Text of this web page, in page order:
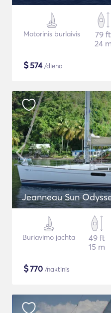
Motorinis burlaivis
79 ft
24 m
$574/diena
Jeanneau Sun
Buriavimo jachta
49 ft
15 m
$770 /naktinis